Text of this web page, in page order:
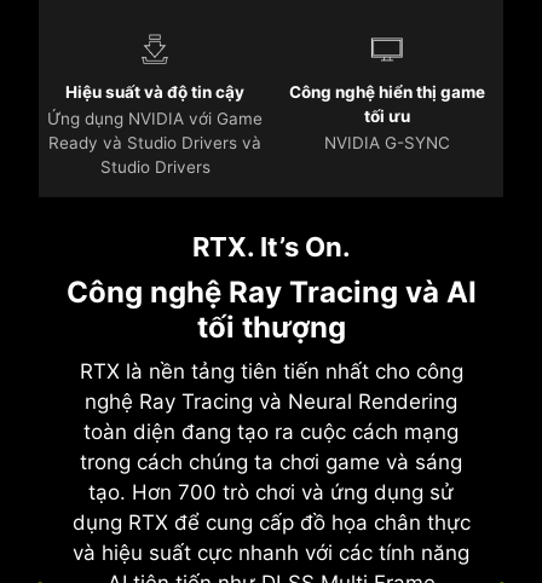
Hiệu suất và độ tin cậy
Ứng dụng NVIDIA với Game
Ready và Studio Drivers và
Studio Drivers
Công nghệ hiển thị game
tối ưu
NVIDIA G-SYNC
RTX. It’s On.
Công nghệ Ray Tracing và AI
tối thượng
RTX là nền tảng tiên tiến nhất cho công
nghệ Ray Tracing và Neural Rendering
toàn diện đang tạo ra cuộc cách mạng
trong cách chúng ta chơi game và sáng
tạo. Hơn 700 trò chơi và ứng dụng sử
dụng RTX để cung cấp đồ họa chân thực
và hiệu suất cực nhanh với các tính năng